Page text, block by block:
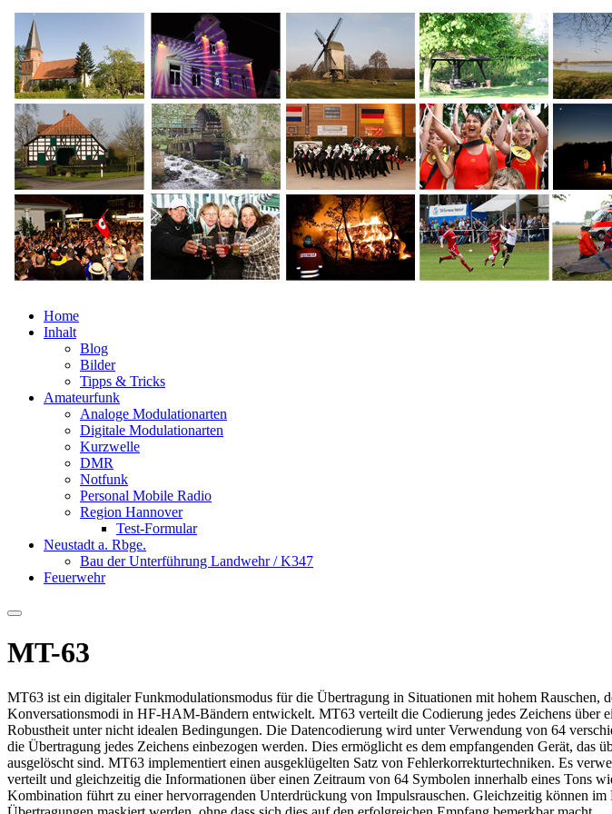
Home
Inhalt
Blog
Bilder
Tipps & Tricks
Amateurfunk
Analoge Modulationarten
Digitale Modulationarten
Kurzwelle
DMR
Notfunk
Personal Mobile Radio
Region Hannover
Test-Formular
Neustadt a. Rbge.
Bau der Unterführung Landwehr / K347
Feuerwehr
MT-63
MT63 ist ein digitaler Funkmodulationsmodus für die Übertragung in Situationen mit hohem
Konversationsmodi in HF-HAM-Bändern entwickelt. MT63 verteilt die Codierung jedes Zeichens über
Robustheit unter nicht idealen Bedingungen. Die Datencodierung wird unter Verwendung von 64
die Übertragung jedes Zeichens einbezogen werden. Dies ermöglicht es dem empfangenden Gerät,
ausgelöscht sind. MT63 implementiert einen ausgeklügelten Satz von Fehlerkorrekturtechniken. Es
verteilt und gleichzeitig die Informationen über einen Zeitraum von 64 Symbolen innerhalb eines Tons
Kombination führt zu einer hervorragenden Unterdrückung von Impulsrauschen. Gleichzeitig können